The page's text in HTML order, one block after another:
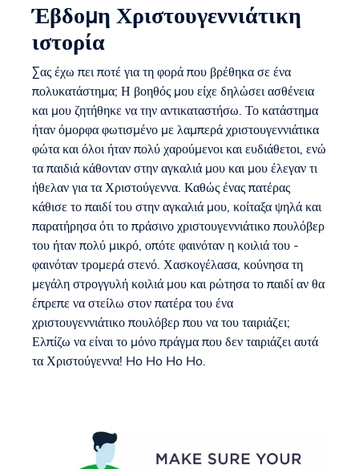
Έβδομη Χριστουγεννιάτικη
ιστορία
Σας έχω πει ποτέ για τη φορά που βρέθηκα σε ένα
πολυκατάστημα; Η βοηθός μου είχε δηλώσει ασθένεια
και μου ζητήθηκε να την αντικαταστήσω. Το κατάστημα
ήταν όμορφα φωτισμένο με λαμπερά χριστουγεννιάτικα
φώτα και όλοι ήταν πολύ χαρούμενοι και ευδιάθετοι, ενώ
τα παιδιά κάθονταν στην αγκαλιά μου και μου έλεγαν τι
ήθελαν για τα Χριστούγεννα. Καθώς ένας πατέρας
κάθισε το παιδί του στην αγκαλιά μου, κοίταξα ψηλά και
παρατήρησα ότι το πράσινο χριστουγεννιάτικο πουλόβερ
του ήταν πολύ μικρό, οπότε φαινόταν η κοιλιά του -
φαινόταν τρομερά στενό. Χασκογέλασα, κούνησα τη
μεγάλη στρογγυλή κοιλιά μου και ρώτησα το παιδί αν θα
έπρεπε να στείλω στον πατέρα του ένα
χριστουγεννιάτικο πουλόβερ που να του ταιριάζει;
Ελπίζω να είναι το μόνο πράγμα που δεν ταιριάζει αυτά
τα Χριστούγεννα! Ho Ho Ho Ho.